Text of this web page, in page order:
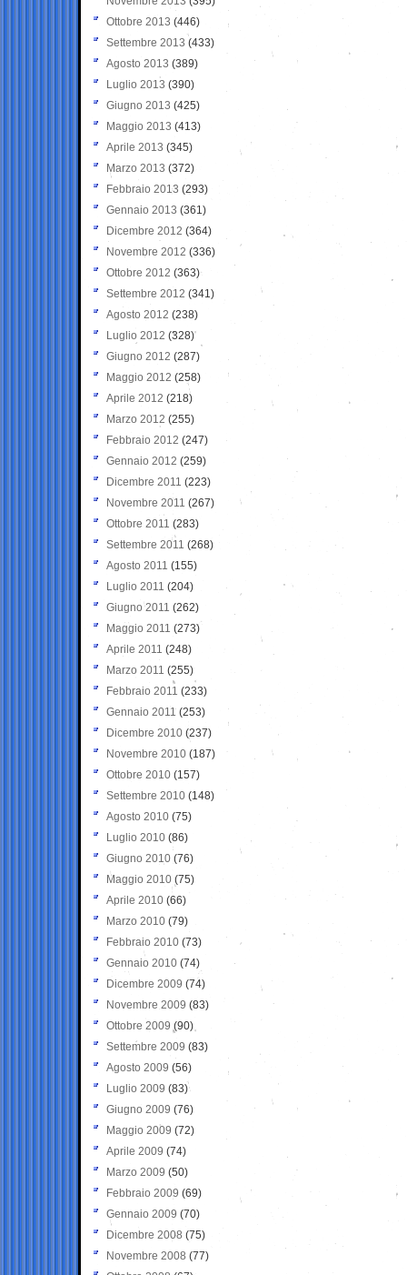
Ottobre 2013 (446)
Settembre 2013 (433)
Agosto 2013 (389)
Luglio 2013 (390)
Giugno 2013 (425)
Maggio 2013 (413)
Aprile 2013 (345)
Marzo 2013 (372)
Febbraio 2013 (293)
Gennaio 2013 (361)
Dicembre 2012 (364)
Novembre 2012 (336)
Ottobre 2012 (363)
Settembre 2012 (341)
Agosto 2012 (238)
Luglio 2012 (328)
Giugno 2012 (287)
Maggio 2012 (258)
Aprile 2012 (218)
Marzo 2012 (255)
Febbraio 2012 (247)
Gennaio 2012 (259)
Dicembre 2011 (223)
Novembre 2011 (267)
Ottobre 2011 (283)
Settembre 2011 (268)
Agosto 2011 (155)
Luglio 2011 (204)
Giugno 2011 (262)
Maggio 2011 (273)
Aprile 2011 (248)
Marzo 2011 (255)
Febbraio 2011 (233)
Gennaio 2011 (253)
Dicembre 2010 (237)
Novembre 2010 (187)
Ottobre 2010 (157)
Settembre 2010 (148)
Agosto 2010 (75)
Luglio 2010 (86)
Giugno 2010 (76)
Maggio 2010 (75)
Aprile 2010 (66)
Marzo 2010 (79)
Febbraio 2010 (73)
Gennaio 2010 (74)
Dicembre 2009 (74)
Novembre 2009 (83)
Ottobre 2009 (90)
Settembre 2009 (83)
Agosto 2009 (56)
Luglio 2009 (83)
Giugno 2009 (76)
Maggio 2009 (72)
Aprile 2009 (74)
Marzo 2009 (50)
Febbraio 2009 (69)
Gennaio 2009 (70)
Dicembre 2008 (75)
Novembre 2008 (77)